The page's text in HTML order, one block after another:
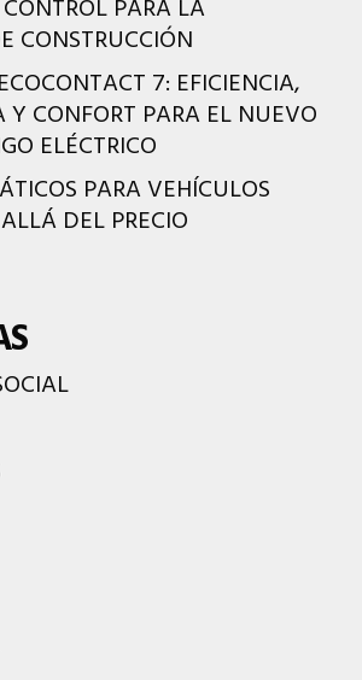
PARA LA
CONSTRUCCIÓN
7: EFICIENCIA,
CONFORT PARA EL NUEVO
ELÉCTRICO
PARA VEHÍCULOS
DEL PRECIO